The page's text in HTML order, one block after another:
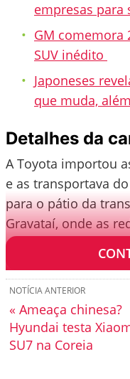
empresas para
GM comemora
SUV inédito
Japoneses
que muda,
Detalhes da
A Toyota importou
e as transportava
para o pátio da
Gravataí, onde as
do Brasil.
NOTÍCIA ANTERIOR
« Ameaça chinesa?
Hyundai testa
SU7 na Coreia